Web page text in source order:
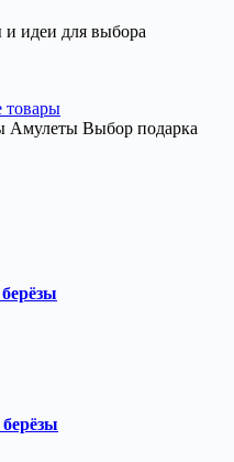
и идеи для выбора
товары
Амулеты Выбор подарка